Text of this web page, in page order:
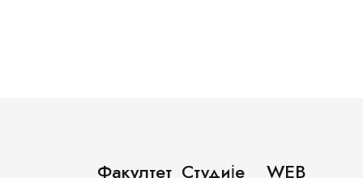
Факултет Студије WEB